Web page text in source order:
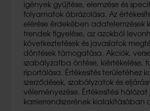
igények gyűjtése, elemzése és
folyamatok ábrázolása. Az
elérése érdekében adatelemzések
trendek figyelése, az azokból
következtetések és javaslatok
döntések támogatása. Akciók,
szabályzatba öntése, kiértékelése,
riportálása. Értékesítés területéhez
szerződések, szabályzatok és
véleményezése. Értékesítési hálózat
karrierrendszerének kialakításában